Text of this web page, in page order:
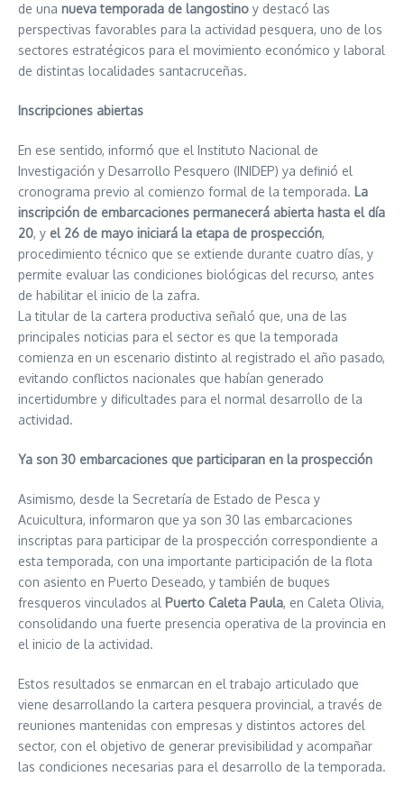
de una nueva temporada de langostino y destacó las
perspectivas favorables para la actividad pesquera, uno de los
sectores estratégicos para el movimiento económico y laboral
de distintas localidades santacruceñas.
Inscripciones abiertas
En ese sentido, informó que el Instituto Nacional de
Investigación y Desarrollo Pesquero (INIDEP) ya definió el
cronograma previo al comienzo formal de la temporada. La
inscripción de embarcaciones permanecerá abierta hasta el día
20, y el 26 de mayo iniciará la etapa de prospección,
procedimiento técnico que se extiende durante cuatro días, y
permite evaluar las condiciones biológicas del recurso, antes
de habilitar el inicio de la zafra.
La titular de la cartera productiva señaló que, una de las
principales noticias para el sector es que la temporada
comienza en un escenario distinto al registrado el año pasado,
evitando conflictos nacionales que habían generado
incertidumbre y dificultades para el normal desarrollo de la
actividad.
Ya son 30 embarcaciones que participaran en la prospección
Asimismo, desde la Secretaría de Estado de Pesca y
Acuicultura, informaron que ya son 30 las embarcaciones
inscriptas para participar de la prospección correspondiente a
esta temporada, con una importante participación de la flota
con asiento en Puerto Deseado, y también de buques
fresqueros vinculados al Puerto Caleta Paula, en Caleta Olivia,
consolidando una fuerte presencia operativa de la provincia en
el inicio de la actividad.
Estos resultados se enmarcan en el trabajo articulado que
viene desarrollando la cartera pesquera provincial, a través de
reuniones mantenidas con empresas y distintos actores del
sector, con el objetivo de generar previsibilidad y acompañar
las condiciones necesarias para el desarrollo de la temporada.